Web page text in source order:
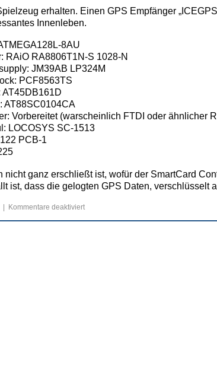
erhalten. Einen GPS Empfänger
Innenleben.
8AU
RAiO RA8806T1N-S 1028-N
JM39AB LP324M
PCF8563TS
AT45DB161D
AT88SC0104CA
Vorbereitet (warscheinlich FTDI oder ähnlicher
LOCOSYS SC-1513
PCB-1
nicht ganz erschließt ist, wofür der SmartCard
ist, dass die gelogten GPS Daten, verschlüsselt
Kommentare deaktiviertfür
Empfänger